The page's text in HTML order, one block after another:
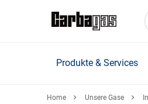
Produkte & Services
Home Unsere Gase